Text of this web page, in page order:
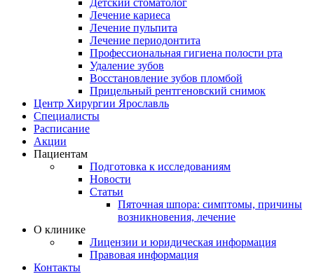
Лечение кариеса
Лечение пульпита
Лечение периодонтита
Профессиональная гигиена полости рта
Удаление зубов
Восстановление зубов пломбой
Прицельный рентгеновский снимок
Центр Хирургии Ярославль
Специалисты
Расписание
Акции
Пациентам
Подготовка к исследованиям
Новости
Статьи
Пяточная шпора: симптомы, причины
возникновения, лечение
О клинике
Лицензии и юридическая информация
Правовая информация
Контакты